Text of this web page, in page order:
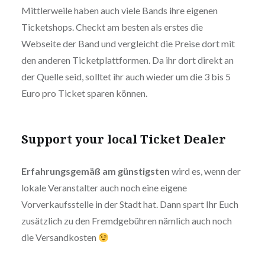
Mittlerweile haben auch viele Bands ihre eigenen
Ticketshops. Checkt am besten als erstes die
Webseite der Band und vergleicht die Preise dort mit
den anderen Ticketplattformen. Da ihr dort direkt an
der Quelle seid, solltet ihr auch wieder um die 3 bis 5
Euro pro Ticket sparen können.
Support your local Ticket Dealer
Erfahrungsgemäß am günstigsten wird es, wenn der
lokale Veranstalter auch noch eine eigene
Vorverkaufsstelle in der Stadt hat. Dann spart Ihr Euch
zusätzlich zu den Fremdgebühren nämlich auch noch
die Versandkosten